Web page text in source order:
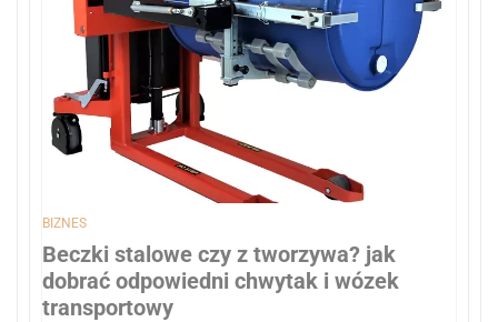
BIZNES
Beczki stalowe czy z tworzywa? jak
dobrać odpowiedni chwytak i wózek
transportowy